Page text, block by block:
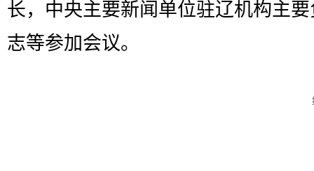
长，中央主要新闻单位驻辽机构主
志等参加会议。